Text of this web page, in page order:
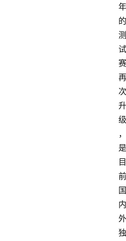
年
的
测
试
赛
再
次
升
级
，
是
目
前
国
内
外
独